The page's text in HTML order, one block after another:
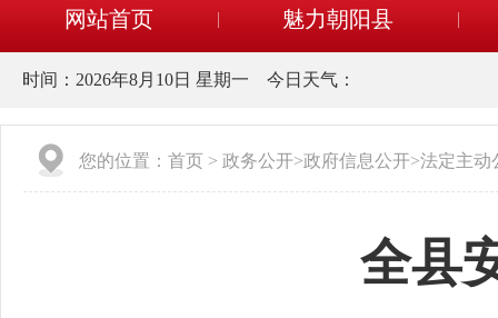
网站首页 魅力朝阳县
时间： 2026年8月10日 星期一 今日天气：
您的位置： 首页 > 政务公开>政府信息公开>法定主动
全县